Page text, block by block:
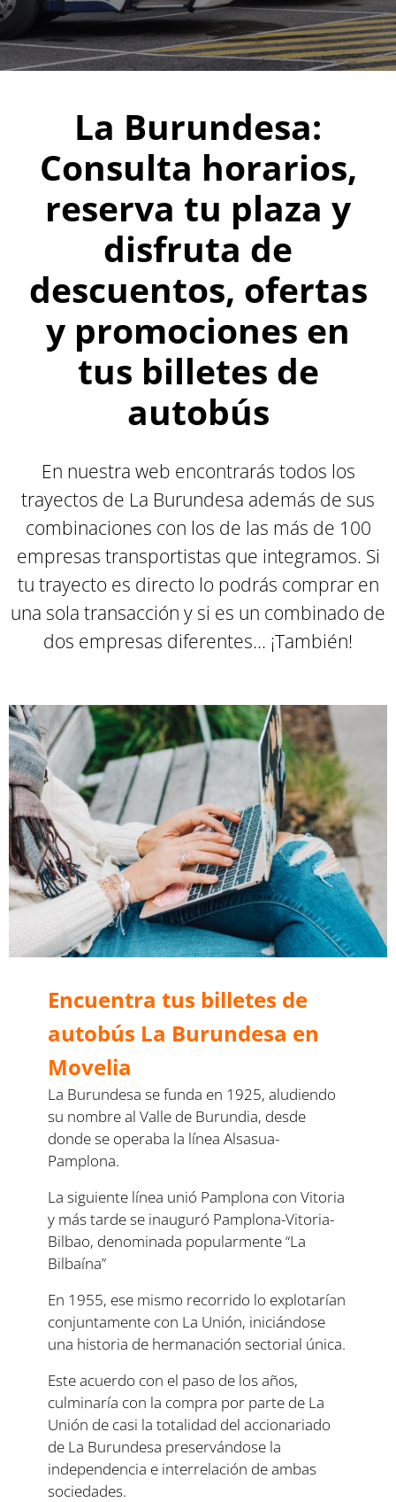
La Burundesa:
Consulta horarios,
reserva tu plaza y
disfruta de
descuentos, ofertas
y promociones en
tus billetes de
autobús
En nuestra web encontrarás todos los
trayectos de La Burundesa además de sus
combinaciones con los de las más de 100
empresas transportistas que integramos. Si
tu trayecto es directo lo podrás comprar en
una sola transacción y si es un combinado de
dos empresas diferentes... ¡También!
Encuentra tus billetes de
autobús La Burundesa en
Movelia
La Burundesa se funda en 1925, aludiendo
su nombre al Valle de Burundia, desde
donde se operaba la línea Alsasua-
Pamplona.
La siguiente línea unió Pamplona con Vitoria
y más tarde se inauguró Pamplona-Vitoria-
Bilbao, denominada popularmente “La
Bilbaína”
En 1955, ese mismo recorrido lo explotarían
conjuntamente con La Unión, iniciándose
una historia de hermanación sectorial única.
Este acuerdo con el paso de los años,
culminaría con la compra por parte de La
Unión de casi la totalidad del accionariado
de La Burundesa preservándose la
independencia e interrelación de ambas
sociedades.